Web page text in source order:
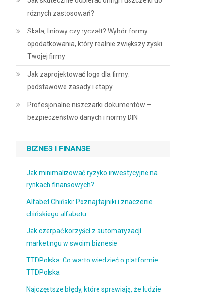
różnych zastosowań?
Skala, liniowy czy ryczałt? Wybór formy
opodatkowania, który realnie zwiększy zyski
Twojej firmy
Jak zaprojektować logo dla firmy:
podstawowe zasady i etapy
Profesjonalne niszczarki dokumentów —
bezpieczeństwo danych i normy DIN
BIZNES I FINANSE
Jak minimalizować ryzyko inwestycyjne na
rynkach finansowych?
Alfabet Chiński: Poznaj tajniki i znaczenie
chińskiego alfabetu
Jak czerpać korzyści z automatyzacji
marketingu w swoim biznesie
TTDPolska: Co warto wiedzieć o platformie
TTDPolska
Najczęstsze błędy, które sprawiają, że ludzie